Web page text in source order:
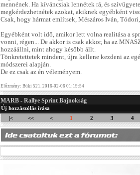
mennének. Ha kíváncsiak lennétek rá, és
megkérdezhetnétek azokat, akiknek egyébként
Csak, hogy hármat említsek, Mészáros Iván,
Egyébként volt idő, amikor lett volna realitása a
vonni, régen... De akkor is csak akkor, ha az
hozzáállni, mint ahogy később állt.
Tönkretettetek mindent, újra kellene kezdeni az
módszerei alapján.
De ez csak az én véleményem.
Előzmény: Büki 521. 2016-02-06 01:19:54
MARB - Rallye Sprint Bajnokság
Új hozzászólás írása
|<
<< < 1 2 3 4